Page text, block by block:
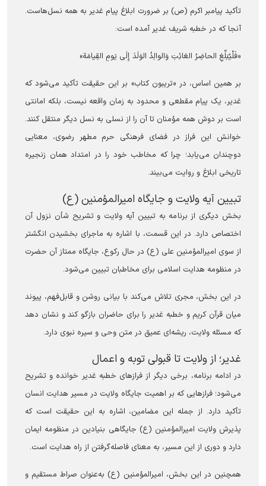
تأکید پیامبر اکرم (ص) بر ضرورت ابلاغ پیام غدیر به همه نسل‌هاست.
آنجا که در خطبه شریف غدیر آمده است:
«فَلْیُبَلِّغِ الحاضِرُ الغائِبَ وَالوالِدُ الوَلَدَ إِلَی یَومِ القِیامَة»
بر همین اساس، در «تریبون کتاب» بر این حقیقت تأکید می‌شود که
غدیر، یک پیام مقطعی و محدود به زمان واقعه نیست، بلکه امانتی
است بر دوش همه مؤمنان تا آن را از نسلی به نسل دیگر منتقل کنند.
خوانش این فراز در فضای فرهنگی حرم مطهر رضوی، معنایی
دوچندان می‌یابد؛ چرا که مخاطب خود را در امتداد همان زنجیره
تاریخی ابلاغ و روایت می‌بیند.
تبیین آیه ولایت و جایگاه امیرالمؤمنین (ع)
بخش دیگری از برنامه به تبیین آیه ولایت و تشریح شأن نزول آن
اختصاص دارد. در این قسمت، با اشاره به ماجرای بخشیدن انگشتر
از سوی امیرالمؤمنین علی (ع) در حال رکوع، جایگاه ممتاز آن حضرت
در منظومه هدایت اسلامی برای مخاطبان تبیین می‌شود.
در این بخش، مجری تلاش می‌کند با بیانی روشن و قابل‌فهم، پیوند
میان قرآن کریم و خطبه غدیر را برای حاضران بازگو کند و نشان دهد
که مسئله ولایت، ریشه‌ای عمیق در متن وحی و سیره نبوی دارد.
غدیر؛ از ولایت تا قبولی توبه و اعمال
در ادامه برنامه، برخی دیگر از فراز‌های خطبه غدیر خوانده و تشریح
می‌شود؛ فراز‌هایی که بر اهمیت جایگاه ولایت در مسیر هدایت انسان
تأکید دارد. از جمله این مضامین، اشاره به این حقیقت است که
پذیرش ولایت امیرالمؤمنین (ع) جایگاهی بنیادین در منظومه ایمان
دارد و دوری از این مسیر، به معنای فاصله‌گرفتن از راه هدایت است.
همچنین در این بخش، امیرالمؤمنین (ع) به‌عنوان صراط مستقیم و